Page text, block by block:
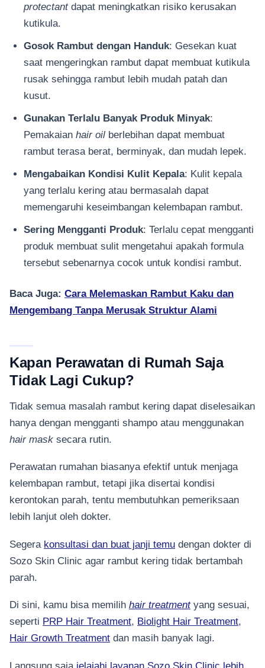
protectantdapat meningkatkan risiko kerusakan
kutikula.
Gosok Rambut dengan Handuk: Gesekan kuat
saat mengeringkan rambut dapat membuat kutikula
rusak sehingga rambut lebih mudah patah dan
kusut.
Gunakan Terlalu Banyak Produk Minyak:
Pemakaian hair oil berlebihan dapat membuat
rambut terasa berat, berminyak, dan mudah lepek.
Mengabaikan Kondisi Kulit Kepala: Kulit kepala
yang terlalu kering atau bermasalah dapat
memengaruhi keseimbangan kelembapan rambut.
Sering Mengganti Produk: Terlalu cepat mengganti
produk membuat sulit mengetahui apakah formula
tersebut sebenarnya cocok untuk kondisi rambut.
Baca Juga: Cara Melemaskan Rambut Kaku dan
Mengembang Tanpa Merusak Struktur Alami
Kapan Perawatan di Rumah Saja
Tidak Lagi Cukup?
Tidak semua masalah rambut kering dapat diselesaikan
hanya dengan mengganti shampo atau menggunakan
hair mask secara rutin.
Perawatan rumahan biasanya efektif untuk menjaga
kelembapan rambut, tetapi jika disertai kondisi
kerontokan parah, tentu membutuhkan pemeriksaan
lebih lanjut oleh dokter.
Segera konsultasi dan buat janji temu dengan dokter di
Sozo Skin Clinic agar rambut kering tidak bertambah
parah.
Di sini, kamu bisa memilih hair treatmentyang sesuai,
seperti PRP Hair Treatment, Biolight Hair Treatment,
Hair Growth Treatment dan masih banyak lagi.
Langsung saja jelajahi layanan Sozo Skin Clinic lebih